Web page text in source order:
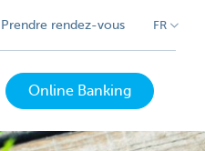
Prendre rendez-vous FR
Online Banking